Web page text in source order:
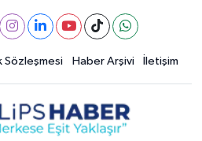
Sözleşmesi Haber Arşivi İletişim